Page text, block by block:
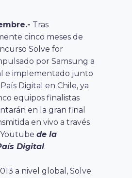
Tras
cinco meses de
Solve for
por Samsung a
e implementado junto
Digital en Chile, ya
equipos finalistas
en la gran final
en vivo a través
de la
Digital.
a nivel global, Solve